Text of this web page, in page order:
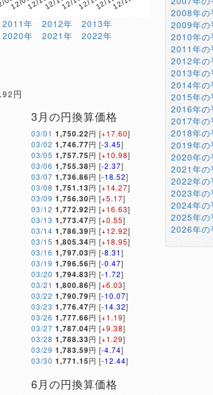
2011年 2012年
2013年
2020年 2021年
2022年
円
3月の円換算価格
03/01 1,750.22円 [+17.60]
03/02 1,746.77円 [-3.45]
03/05 1,757.75円 [+10.98]
03/06 1,755.38円 [-2.37]
03/07 1,736.86円 [-18.52]
03/08 1,751.13円 [+14.27]
03/09 1,756.30円 [+5.17]
03/12 1,772.92円 [+16.63]
03/13 1,773.47円 [+0.55]
03/14 1,786.39円 [+12.92]
03/15 1,805.34円 [+18.95]
03/16 1,797.03円 [-8.31]
03/19 1,796.56円 [-0.47]
03/20 1,794.83円 [-1.72]
03/21 1,800.86円 [+6.03]
03/22 1,790.79円 [-10.07]
03/23 1,776.47円 [-14.32]
03/26 1,777.66円 [+1.19]
03/27 1,787.04円 [+9.38]
03/28 1,788.33円 [+1.29]
03/29 1,783.59円 [-4.74]
03/30 1,771.15円 [-12.44]
6月の円換算価格
2008年の
2009年の
2010年の
2011年の
2012年の
2013年の
2014年の
2015年の
2016年の
2017年の
2018年の
2019年の
2020年の
2021年の
2022年の
2023年の
2024年の
2025年の
2026年の